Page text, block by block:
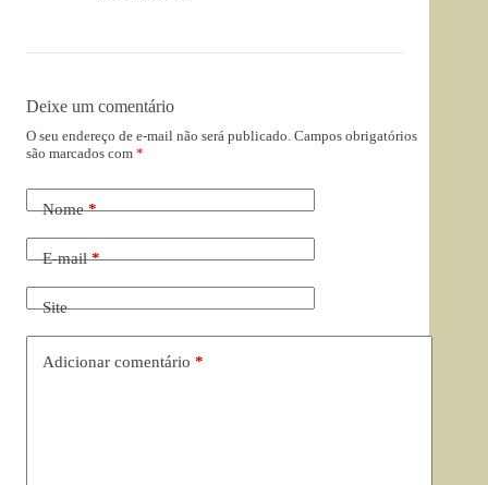
Deixe um comentário
O seu endereço de e-mail não será publicado. Campos obrigatórios
são marcados com *
Nome*
E-mail*
Site
Adicionar comentário *